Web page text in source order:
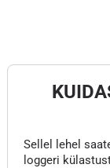
Sellel lehel
loggeri